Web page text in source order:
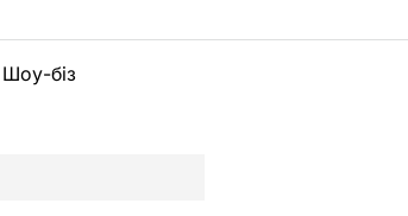
Шоу-біз